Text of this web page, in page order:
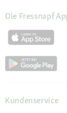
Die Fressnapf
Kundenservice